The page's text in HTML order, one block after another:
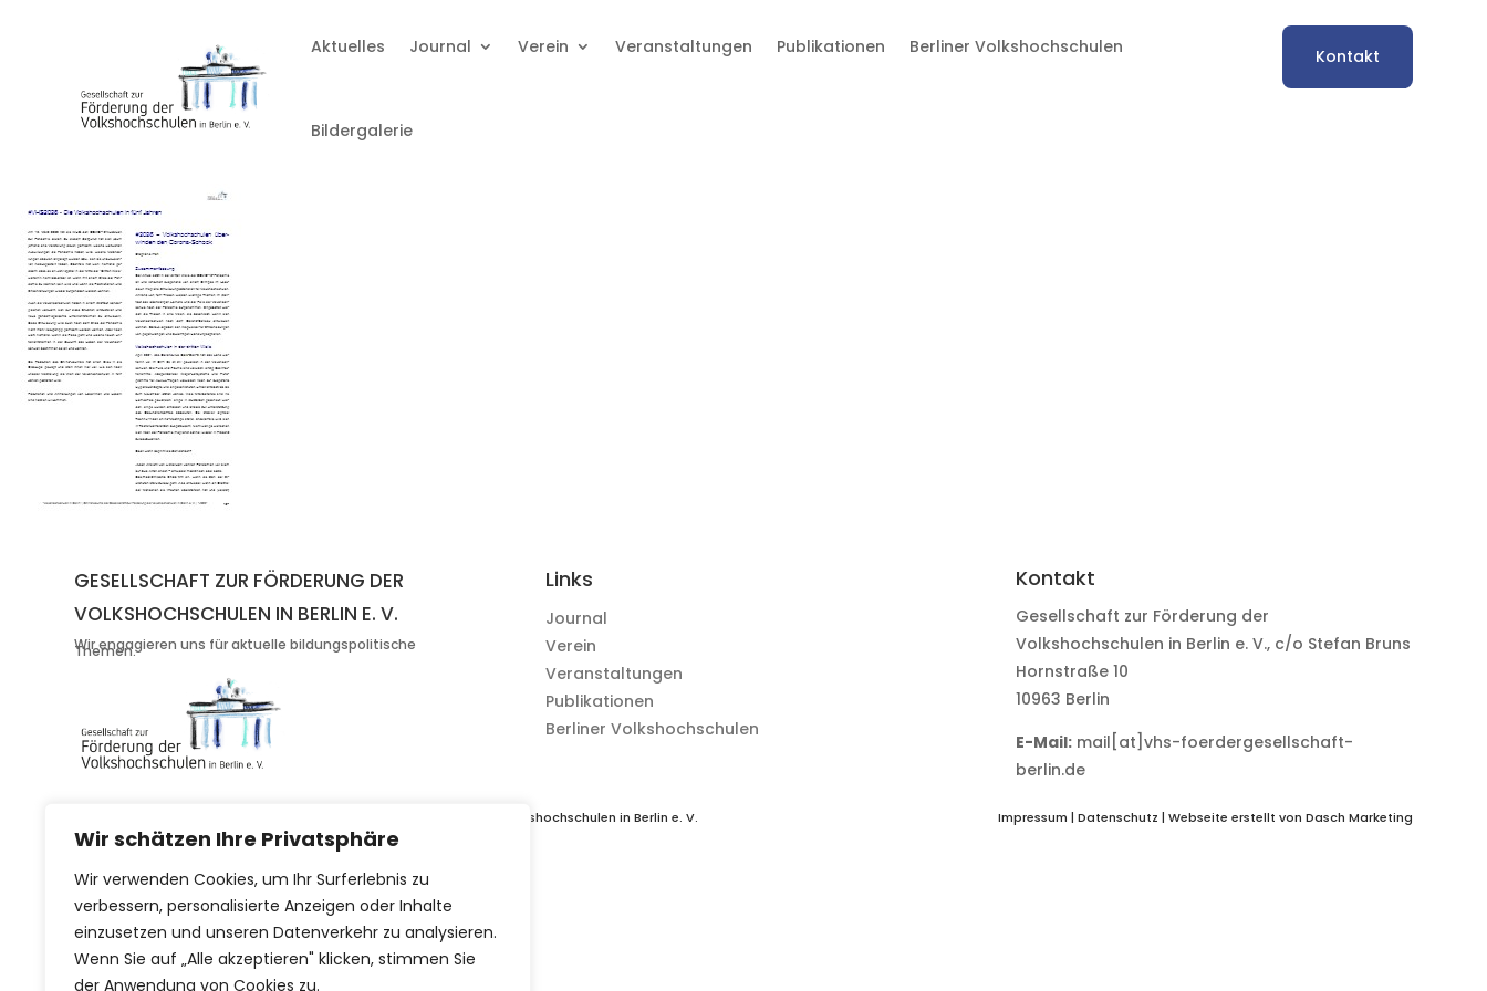
Wir schätzen Ihre Privatsphäre
Wir verwenden Cookies, um Ihr Surferlebnis zu
verbessern, personalisierte Anzeigen oder Inhalte
einzusetzen und unseren Datenverkehr zu analysieren.
Wenn Sie auf „Alle akzeptieren" klicken, stimmen Sie
der Anwendung von Cookies zu.
Aktuelles Journal Verein Veranstaltungen Publikationen Berliner Volkshochschulen
Bildergalerie
Kontakt
GESELLSCHAFT ZUR FÖRDERUNG DER
VOLKSHOCHSCHULEN IN BERLIN E. V.
Wir engagieren uns für aktuelle bildungspolitische
Themen.
Links
Journal
Verein
Veranstaltungen
Publikationen
Berliner Volkshochschulen
Kontakt
Gesellschaft zur Förderung der
Volkshochschulen in Berlin e. V., c/o Stefan Bruns
Hornstraße 10
10963 Berlin
E-Mail:mail[at]vhs-foerdergesellschaft-
berlin.de
© 2026 ALLE RECHTE VORBEHALTEN | Gesellschaft zur Förderung der Volkshochschulen in Berlin e. V. Impressum | Datenschutz | Webseite erstellt von Dasch Marketing